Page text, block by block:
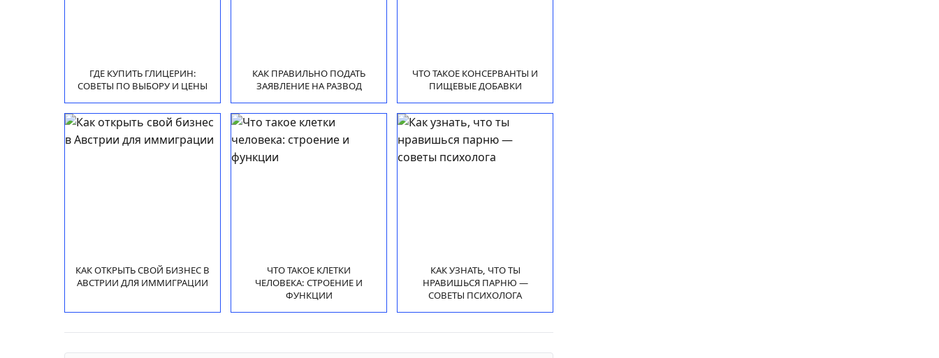
ГДЕ КУПИТЬ ГЛИЦЕРИН:
СОВЕТЫ ПО ВЫБОРУ И ЦЕНЫ
КАК ПРАВИЛЬНО ПОДАТЬ
ЗАЯВЛЕНИЕ НА РАЗВОД
ЧТО ТАКОЕ КОНСЕРВАНТЫ И
ПИЩЕВЫЕ ДОБАВКИ
КАК ОТКРЫТЬ СВОЙ БИЗНЕС В
АВСТРИИ ДЛЯ ИММИГРАЦИИ
ЧТО ТАКОЕ КЛЕТКИ
ЧЕЛОВЕКА: СТРОЕНИЕ И
ФУНКЦИИ
КАК УЗНАТЬ, ЧТО ТЫ
НРАВИШЬСЯ ПАРНЮ —
СОВЕТЫ ПСИХОЛОГА